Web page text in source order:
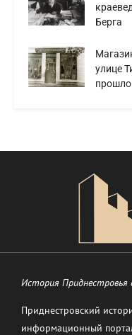
Берга
улице
История Приднестровья
Приднестровский
информационный